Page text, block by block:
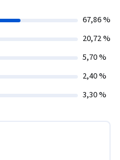
67,86 %
20,72 %
5,70 %
2,40 %
3,30 %